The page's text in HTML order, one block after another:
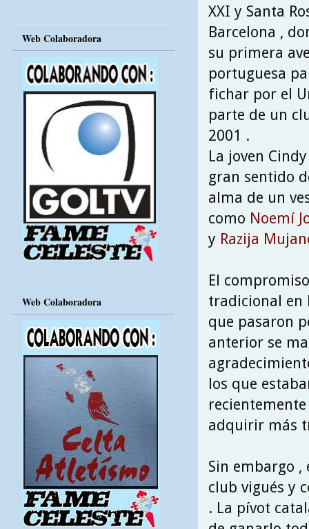
XXI y Santa
Barcelona ,
su primera
portuguesa
fichar por el
parte de un
2001 .
La joven
gran sentido
alma de un
como Noemí
y Razija
El
tradicional en
que pasaron
anterior se
los que
adquirir más
Sin embargo ,
club vigués y
. La pívot
Web Colaboradora
Web Colaboradora